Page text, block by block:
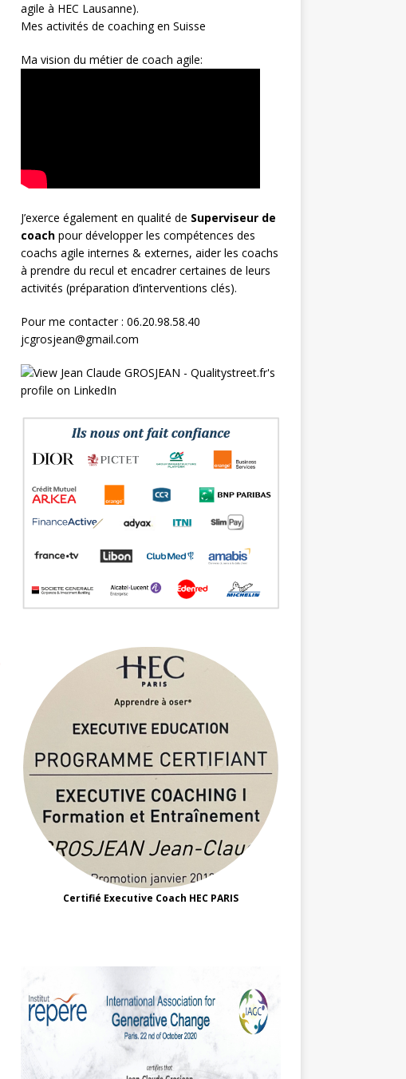
agile à HEC Lausanne).
Mes activités de coaching en Suisse
Ma vision du métier de coach agile:
J’exerce également en qualité de Superviseur de
coachpour développer les compétences des
coachs agile internes & externes, aider les coachs
à prendre du recul et encadrer certaines de leurs
activités (préparation d’interventions clés).
Pour me contacter : 06.20.98.58.40
jcgrosjean@gmail.com
Certifié Executive Coach HEC PARIS